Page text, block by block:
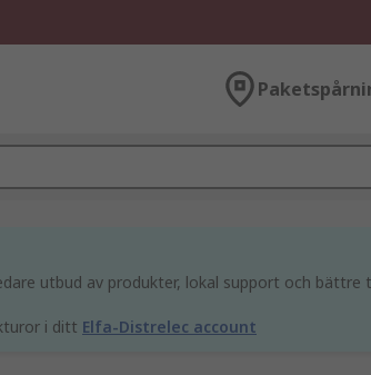
utbud av produkter, lokal support och bättre
i ditt Elfa-Distrelec account